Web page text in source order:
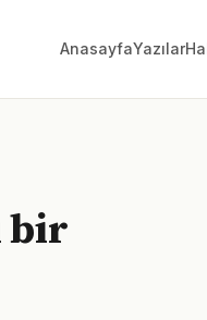
AnasayfaYazılar
bir